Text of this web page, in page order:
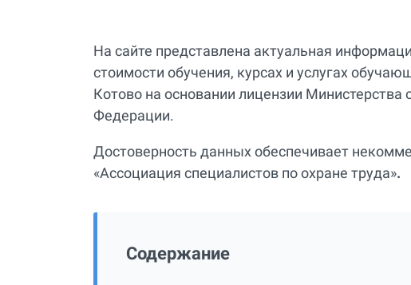
На сайте представлена актуальная
стоимости обучения, курсах и услугах
Котово на основании лицензии Министерства
Федерации.
Достоверность данных обеспечивает
«Ассоциация специалистов по охране труда».
Содержание